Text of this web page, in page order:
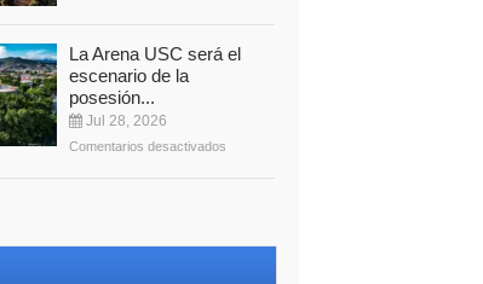
La Arena USC será el
escenario de la
posesión...
Jul 28, 2026
Comentarios desactivados